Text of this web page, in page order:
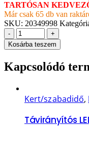
TARTÓSAN
Már csak 65 db van
SKU: 20349998
-
+
Kosárba teszem
Kapcsolódó
Kert/szabadidő,
Távirányítós